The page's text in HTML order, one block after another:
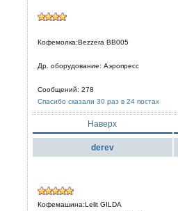
Кофемолка:Bezzera BB005
Др. оборудование: Аэропресс
Сообщений: 278
Спасибо сказали 30 раз в 24 постах
Наверх
derev
Кофемашина:Lelit GILDA